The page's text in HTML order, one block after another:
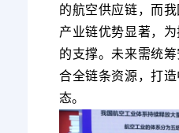
的航空供应链，而
产业链优势显著，
的支撑。未来需统
合全链条资源，打
态。